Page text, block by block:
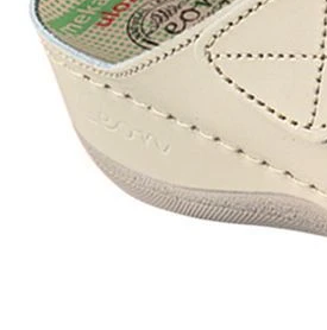
Брендирование изделий -
вышивка
Услуги по вышивке логотипов
на текстильных изделиях
Назад к списку